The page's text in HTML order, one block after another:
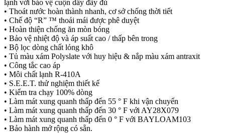
lạnh với bảo vệ cuộn dây đầy đủ
• Thoát nước hoàn thành nhanh, cơ sở chống thời tiết
• Chế độ “R” ™ thoải mái được phê duyệt
• Hoàn thiện chống ăn mòn bóng
• Bảo vệ nhiệt độ và áp suất cao / thấp bên trong
• Bộ lọc dòng chất lỏng khô
• Tủ màu xám Polyslate với huy hiệu & nắp màu xám antraxit
• Công tắc cao áp
• Môi chất lạnh R-410A
• S.E.E.T. thử nghiệm thiết kế
• Kiểm tra chạy 100% dòng
• Làm mát xung quanh thấp đến 55 ° F khi vận chuyển
• Làm mát xung quanh thấp đến 30 ° F với AY28X079
• Làm mát xung quanh thấp đến 0 ° F với BAYLOAM103
• Bảo hành mở rộng có sẵn.